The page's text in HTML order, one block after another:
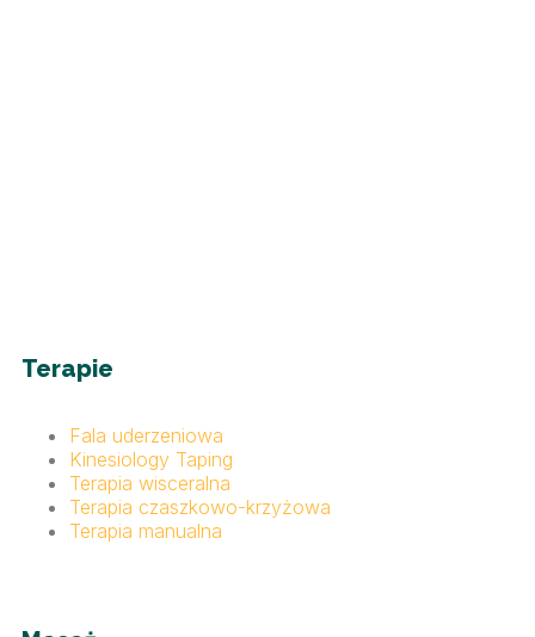
Terapie
Fala uderzeniowa
Kinesiology Taping
Terapia wisceralna
Terapia czaszkowo-krzyżowa
Terapia manualna